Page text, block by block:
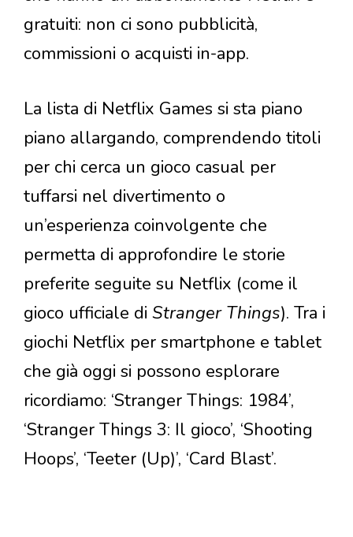
gratuiti: non ci sono pubblicità,
commissioni o acquisti in-app.
La lista di Netflix Games si sta piano
piano allargando, comprendendo titoli
per chi cerca un gioco casual per
tuffarsi nel divertimento o
un’esperienza coinvolgente che
permetta di approfondire le storie
preferite seguite su Netflix (come il
gioco ufficiale di Stranger Things). Tra i
giochi Netflix per smartphone e tablet
che già oggi si possono esplorare
ricordiamo: ‘Stranger Things: 1984’,
‘Stranger Things 3: Il gioco’, ‘Shooting
Hoops’, ‘Teeter (Up)’, ‘Card Blast’.